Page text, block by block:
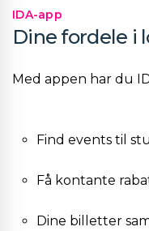
IDA-app
Dine fordele i
Med appen har du
Find events til
Få kontante
Dine billetter